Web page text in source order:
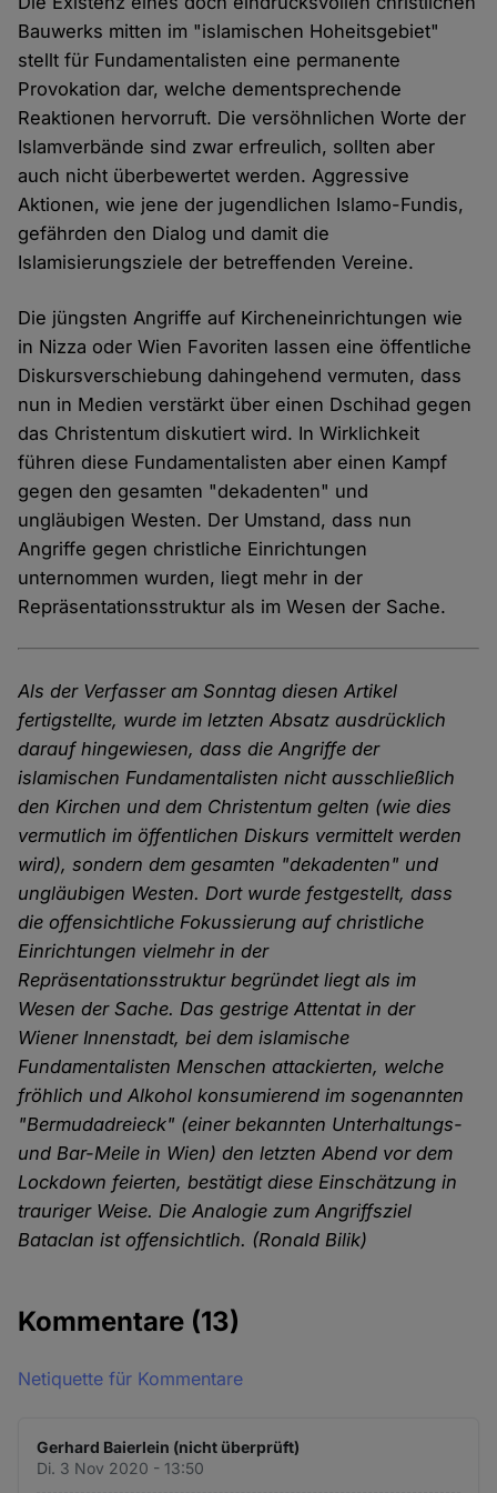
Bauwerks mitten im "islamischen Hoheitsgebiet"
stellt für Fundamentalisten eine permanente
Provokation dar, welche dementsprechende
Reaktionen hervorruft. Die versöhnlichen Worte der
Islamverbände sind zwar erfreulich, sollten aber
auch nicht überbewertet werden. Aggressive
Aktionen, wie jene der jugendlichen Islamo-Fundis,
gefährden den Dialog und damit die
Islamisierungsziele der betreffenden Vereine.
Die jüngsten Angriffe auf Kircheneinrichtungen wie
in Nizza oder Wien Favoriten lassen eine öffentliche
Diskursverschiebung dahingehend vermuten, dass
nun in Medien verstärkt über einen Dschihad gegen
das Christentum diskutiert wird. In Wirklichkeit
führen diese Fundamentalisten aber einen Kampf
gegen den gesamten "dekadenten" und
ungläubigen Westen. Der Umstand, dass nun
Angriffe gegen christliche Einrichtungen
unternommen wurden, liegt mehr in der
Repräsentationsstruktur als im Wesen der Sache.
Als der Verfasser am Sonntag diesen Artikel
fertigstellte, wurde im letzten Absatz ausdrücklich
darauf hingewiesen, dass die Angriffe der
islamischen Fundamentalisten nicht ausschließlich
den Kirchen und dem Christentum gelten (wie dies
vermutlich im öffentlichen Diskurs vermittelt werden
wird), sondern dem gesamten "dekadenten" und
ungläubigen Westen. Dort wurde festgestellt, dass
die offensichtliche Fokussierung auf christliche
Einrichtungen vielmehr in der
Repräsentationsstruktur begründet liegt als im
Wesen der Sache. Das gestrige Attentat in der
Wiener Innenstadt, bei dem islamische
Fundamentalisten Menschen attackierten, welche
fröhlich und Alkohol konsumierend im sogenannten
"Bermudadreieck" (einer bekannten Unterhaltungs-
und Bar-Meile in Wien) den letzten Abend vor dem
Lockdown feierten, bestätigt diese Einschätzung in
trauriger Weise. Die Analogie zum Angriffsziel
Bataclan ist offensichtlich. (Ronald Bilik)
Kommentare (13)
Netiquette für Kommentare
Gerhard Baierlein (nicht überprüft)
Di. 3 Nov 2020 - 13:50